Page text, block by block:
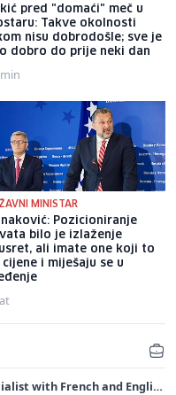
pred "domaći" meč u
Takve okolnosti
nisu dobrodošle; sve je
dobro do prije neki dan
MINISTAR
Pozicioniranje
bilo je izlaženje
ali imate one koji to
cijene i miješaju se u
with French and English